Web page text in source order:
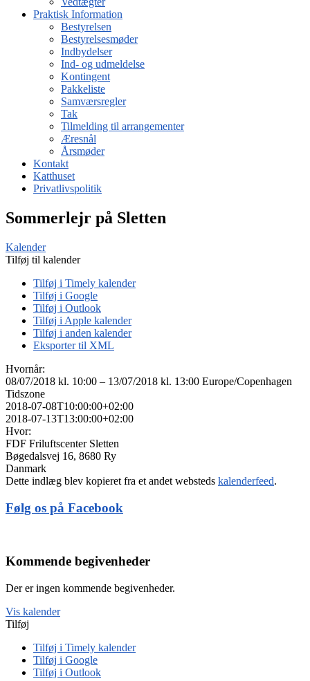
Praktisk Information
Bestyrelsen
Bestyrelsesmøder
Indbydelser
Ind- og udmeldelse
Kontingent
Pakkeliste
Samværsregler
Tak
Tilmelding til arrangementer
Æresnål
Årsmøder
Kontakt
Katthuset
Privatlivspolitik
Sommerlejr på Sletten
Kalender
Tilføj til kalender
Tilføj i Timely kalender
Tilføj i Google
Tilføj i Outlook
Tilføj i Apple kalender
Tilføj i anden kalender
Eksporter til XML
Hvornår:
08/07/2018 kl. 10:00 – 13/07/2018 kl. 13:00 Europe/Copenhagen
Tidszone
2018-07-08T10:00:00+02:00
2018-07-13T13:00:00+02:00
Hvor:
FDF Friluftscenter Sletten
Bøgedalsvej 16, 8680 Ry
Danmark
Dette indlæg blev kopieret fra et andet websteds kalenderfeed.
Følg os på Facebook
Kommende begivenheder
Der er ingen kommende begivenheder.
Vis kalender
Tilføj
Tilføj i Timely kalender
Tilføj i Google
Tilføj i Outlook